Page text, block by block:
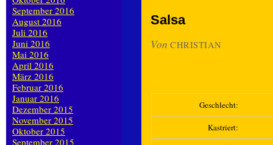
Salsa
Von CHRISTIAN
Geschlecht:
Kastriert:
September 2016
August 2016
Juli 2016
Juni 2016
Mai 2016
April 2016
März 2016
Februar 2016
Januar 2016
Dezember 2015
November 2015
Oktober 2015
September 2015